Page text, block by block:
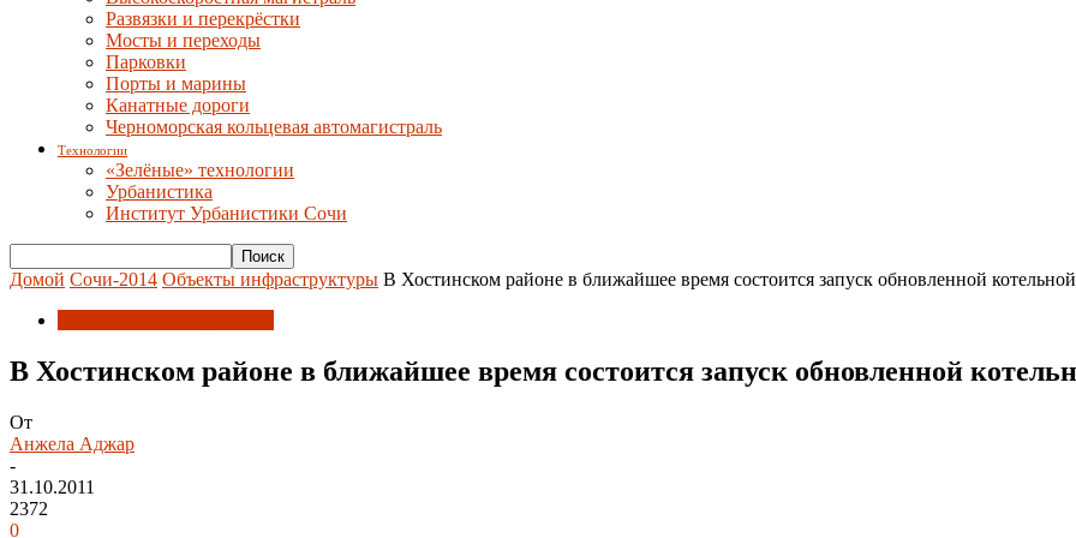
Развязки и перекрёстки
Мосты и переходы
Парковки
Порты и марины
Канатные дороги
Черноморская кольцевая автомагистраль
Технологии
«Зелёные» технологии
Урбанистика
Институт Урбанистики Сочи
Домой Сочи-2014 Объекты инфраструктуры В Хостинском районе в ближайшее время состоится запуск обновленной котельной
В Хостинском районе в ближайшее время состоится запуск обновленной
От
Анжела Аджар
-
31.10.2011
2372
0